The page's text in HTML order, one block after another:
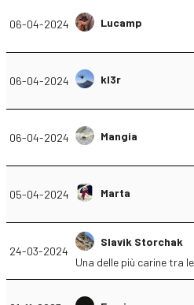
06-04-2024 Lucamp
06-04-2024 kl3r
06-04-2024 Mangia
05-04-2024 Marta
24-03-2024
Slavik Storchak
Una delle più carine tra